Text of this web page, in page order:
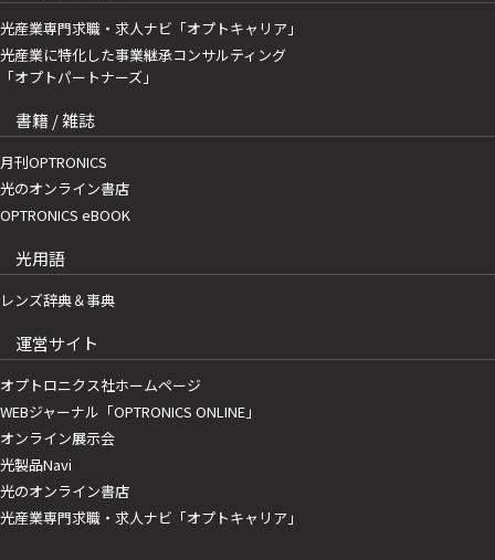
光産業専門求職・求人ナビ「オプトキャリア」
光産業に特化した事業継承コンサルティング
「オプトパートナーズ」
書籍 / 雑誌
月刊OPTRONICS
光のオンライン書店
OPTRONICS eBOOK
光用語
レンズ辞典＆事典
運営サイト
オプトロニクス社ホームページ
WEBジャーナル「OPTRONICS ONLINE」
オンライン展示会
光製品Navi
光のオンライン書店
光産業専門求職・求人ナビ「オプトキャリア」